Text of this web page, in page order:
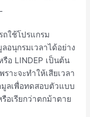
ใช้โปรแกรม
อนุกรมเวลาได้อย่าง
อ LINDEP เป็นต้น
าะจะทำให้เสียเวลา
ลเพื่อทดสอบตัวแบบ
อเรียกว่าตกม้าตาย